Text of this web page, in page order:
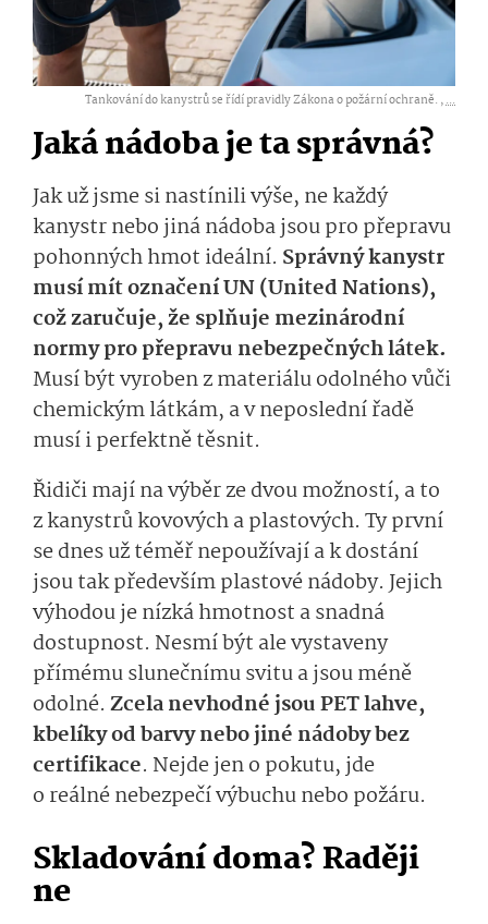
Tankování do kanystrů se řídí pravidly Zákona o požární ochraně. ,...
Jaká nádoba je ta správná?
Jak už jsme si nastínili výše, ne každý
kanystr nebo jiná nádoba jsou pro přepravu
pohonných hmot ideální. Správný kanystr
musí mít označení UN (United Nations),
což zaručuje, že splňuje mezinárodní
normy pro přepravu nebezpečných látek.
Musí být vyroben z materiálu odolného vůči
chemickým látkám, a v neposlední řadě
musí i perfektně těsnit.
Řidiči mají na výběr ze dvou možností, a to
z kanystrů kovových a plastových. Ty první
se dnes už téměř nepoužívají a k dostání
jsou tak především plastové nádoby. Jejich
výhodou je nízká hmotnost a snadná
dostupnost. Nesmí být ale vystaveny
přímému slunečnímu svitu a jsou méně
odolné. Zcela nevhodné jsou PET lahve,
kbelíky od barvy nebo jiné nádoby bez
certifikace. Nejde jen o pokutu, jde
o reálné nebezpečí výbuchu nebo požáru.
Skladování doma? Raději
ne